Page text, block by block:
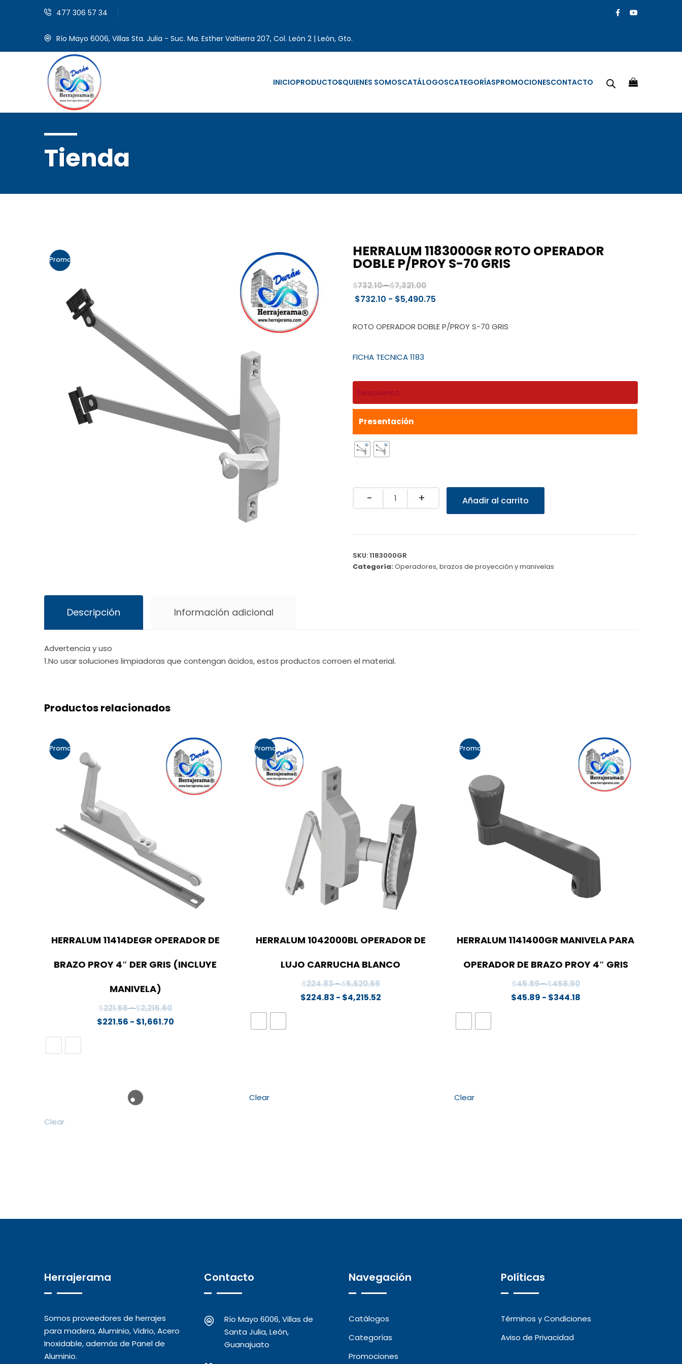
477 306 57 34
Río Mayo 6006, Villas Sta. Julia - Suc. Ma. Esther Valtierra 207, Col. León 2 | León, Gto.
INICIOPRODUCTOSQUIENES SOMOSCATÁLOGOSCATEGORÍASPROMOCIONESCONTACTO
Tienda
Promo! HERRALUM 1183000GR ROTO OPERADOR
DOBLE P/PROY S-70 GRIS
$732.10-$7,321.00Rango
de
desde
$732.10 - $5,490.75
precios:
$5,490.75
ROTO OPERADOR DOBLE P/PROY S-70 GRIS
FICHA TECNICA 1183
Descuento
Presentación
Quantity Añadir al carrito
SKU:1183000GR
Categoría:Operadores, brazos de proyección y manivelas
Descripción Información adicional
Advertencia y uso
1.No usar soluciones limpiadoras que contengan ácidos, estos productos corroen el material.
Productos relacionados
Promo!
HERRALUM 11414DEGR OPERADOR DE
BRAZO PROY 4″ DER GRIS (INCLUYE
MANIVELA)
$221.56-$2,215.60Rango
de
$221.56 - $1,661.70Rango
Clear
Promo!
HERRALUM 1042000BL OPERADOR DE
LUJO CARRUCHA BLANCO
$224.83-$5,620.69Rango
de
$224.83 - $4,215.52Rango
Clear
Promo!
HERRALUM 1141400GR MANIVELA PARA
OPERADOR DE BRAZO PROY 4″ GRIS
$45.89-$458.90Rango
de
$45.89 - $344.18Rango
Clear
Herrajerama
Somos proveedores de herrajes
para madera, Aluminio, Vidrio, Acero
Inoxidable, además de Panel de
Aluminio.
Contacto
Río Mayo 6006, Villas de
Santa Julia, León,
Guanajuato
Navegación
Catálogos
Categorías
Promociones
Políticas
Términos y Condiciones
Aviso de Privacidad